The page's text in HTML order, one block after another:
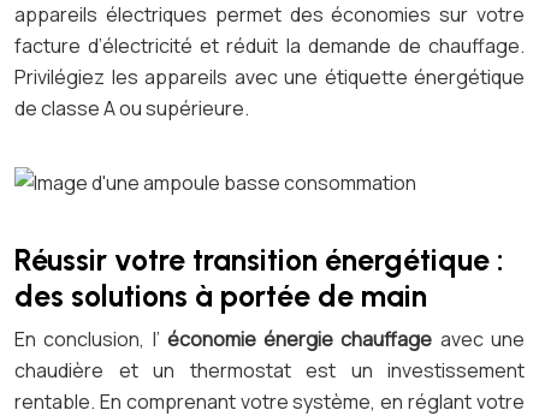
appareils électriques permet des économies sur votre
facture d’électricité et réduit la demande de chauffage.
Privilégiez les appareils avec une étiquette énergétique
de classe A ou supérieure.
Réussir votre transition énergétique :
des solutions à portée de main
En conclusion, l’ économie énergie chauffage avec une
chaudière et un thermostat est un investissement
rentable. En comprenant votre système, en réglant votre